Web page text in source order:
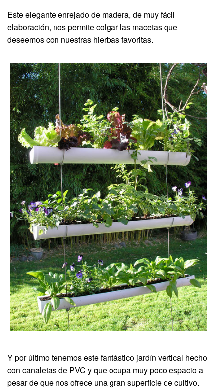
Este elegante enrejado de madera, de muy fácil
elaboración, nos permite colgar las macetas que
deseemos con nuestras hierbas favoritas.
Y por último tenemos este fantástico jardín vertical hecho
con canaletas de PVC y que ocupa muy poco espacio a
pesar de que nos ofrece una gran superficie de cultivo.